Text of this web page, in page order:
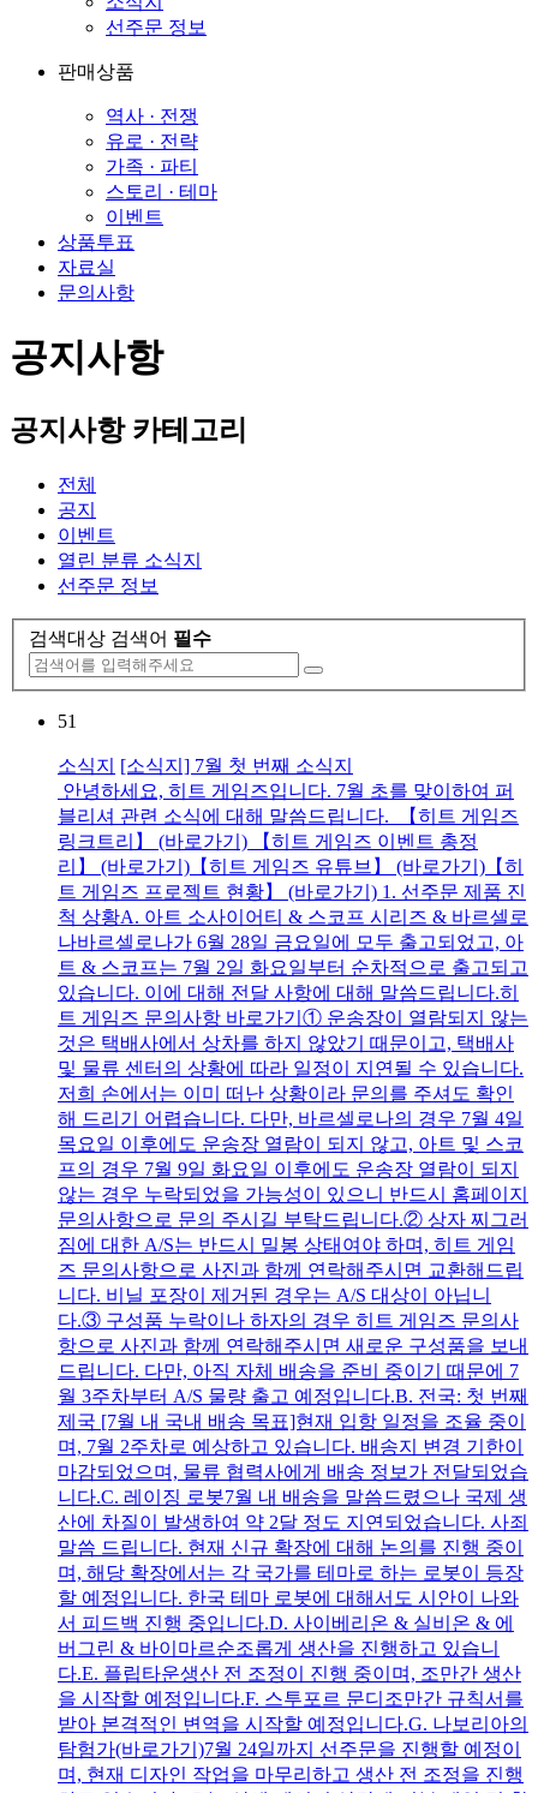
선주문 정보
판매상품
역사 · 전쟁
유로 · 전략
가족 · 파티
스토리 · 테마
이벤트
상품투표
자료실
문의사항
공지사항
공지사항 카테고리
전체
공지
이벤트
열린 분류 소식지
선주문 정보
검색대상 검색어 필수
51
소식지
[소식지] 7월 첫 번째 소식지
안녕하세요, 히트 게임즈입니다. 7월 초를 맞이하여 퍼
블리셔 관련 소식에 대해 말씀드립니다. 【히트 게임즈
링크트리】 (바로가기) 【히트 게임즈 이벤트 총정
리】 (바로가기)【히트 게임즈 유튜브】 (바로가기)【히
트 게임즈 프로젝트 현황】 (바로가기) 1. 선주문 제품 진
척 상황A. 아트 소사이어티 & 스코프 시리즈 & 바르셀로
나바르셀로나가 6월 28일 금요일에 모두 출고되었고, 아
트 & 스코프는 7월 2일 화요일부터 순차적으로 출고되고
있습니다. 이에 대해 전달 사항에 대해 말씀드립니다.히
트 게임즈 문의사항 바로가기① 운송장이 열람되지 않는
것은 택배사에서 상차를 하지 않았기 때문이고, 택배사
및 물류 센터의 상황에 따라 일정이 지연될 수 있습니다.
저희 손에서는 이미 떠난 상황이라 문의를 주셔도 확인
해 드리기 어렵습니다. 다만, 바르셀로나의 경우 7월 4일
목요일 이후에도 운송장 열람이 되지 않고, 아트 및 스코
프의 경우 7월 9일 화요일 이후에도 운송장 열람이 되지
않는 경우 누락되었을 가능성이 있으니 반드시 홈페이지
문의사항으로 문의 주시길 부탁드립니다.② 상자 찌그러
짐에 대한 A/S는 반드시 밀봉 상태여야 하며, 히트 게임
즈 문의사항으로 사진과 함께 연락해주시면 교환해드립
니다. 비닐 포장이 제거된 경우는 A/S 대상이 아닙니
다.③ 구성품 누락이나 하자의 경우 히트 게임즈 문의사
항으로 사진과 함께 연락해주시면 새로운 구성품을 보내
드립니다. 다만, 아직 자체 배송을 준비 중이기 때문에 7
월 3주차부터 A/S 물량 출고 예정입니다.B. 전국: 첫 번째
제국 [7월 내 국내 배송 목표]현재 입항 일정을 조율 중이
며, 7월 2주차로 예상하고 있습니다. 배송지 변경 기한이
마감되었으며, 물류 협력사에게 배송 정보가 전달되었습
니다.C. 레이징 로봇7월 내 배송을 말씀드렸으나 국제 생
산에 차질이 발생하여 약 2달 정도 지연되었습니다. 사죄
말씀 드립니다. 현재 신규 확장에 대해 논의를 진행 중이
며, 해당 확장에서는 각 국가를 테마로 하는 로봇이 등장
할 예정입니다. 한국 테마 로봇에 대해서도 시안이 나와
서 피드백 진행 중입니다.D. 사이베리온 & 실비온 & 에
버그린 & 바이마르순조롭게 생산을 진행하고 있습니
다.E. 플립타운생산 전 조정이 진행 중이며, 조만간 생산
을 시작할 예정입니다.F. 스투포르 문디조만간 규칙서를
받아 본격적인 변역을 시작할 예정입니다.G. 나보리아의
탐험가(바로가기)7월 24일까지 선주문을 진행할 예정이
며, 현재 디자인 작업을 마무리하고 생산 전 조정을 진행